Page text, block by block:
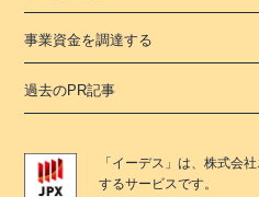
事業資金を調達する
過去のPR記事
「 イーデス 」は、株式会
するサービスです。